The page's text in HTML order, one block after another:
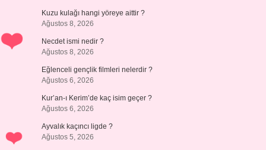
Kuzu kulağı hangi yöreye aittir ?
Ağustos 8, 2026
Necdet ismi nedir ?
Ağustos 8, 2026
Eğlenceli gençlik filmleri nelerdir ?
Ağustos 6, 2026
Kur’an-ı Kerim’de kaç isim geçer ?
Ağustos 6, 2026
Ayvalık kaçıncı ligde ?
Ağustos 5, 2026